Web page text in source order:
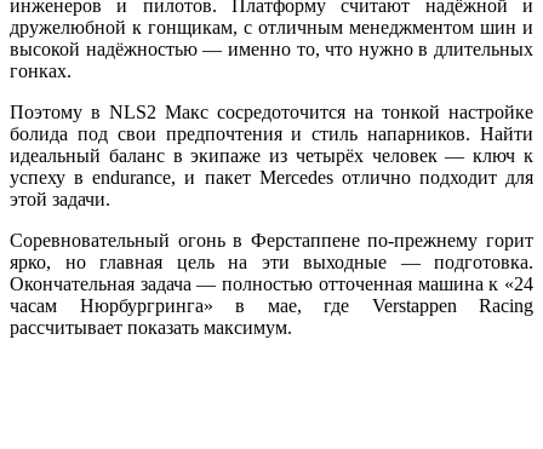
инженеров и пилотов. Платформу считают надёжной и
дружелюбной к гонщикам, с отличным менеджментом шин и
высокой надёжностью — именно то, что нужно в длительных
гонках.
Поэтому в NLS2 Макс сосредоточится на тонкой настройке
болида под свои предпочтения и стиль напарников. Найти
идеальный баланс в экипаже из четырёх человек — ключ к
успеху в endurance, и пакет Mercedes отлично подходит для
этой задачи.
Соревновательный огонь в Ферстаппене по-прежнему горит
ярко, но главная цель на эти выходные — подготовка.
Окончательная задача — полностью отточенная машина к «24
часам Нюрбургринга» в мае, где Verstappen Racing
рассчитывает показать максимум.